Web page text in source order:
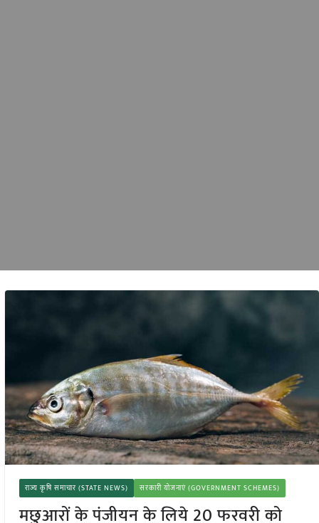
राज्य कृषि समाचार (STATE NEWS) सरकारी योजनाएं (GOVERNMENT SCHEMES)
मछुआरों के पंजीयन के लिये 20 फरवरी को